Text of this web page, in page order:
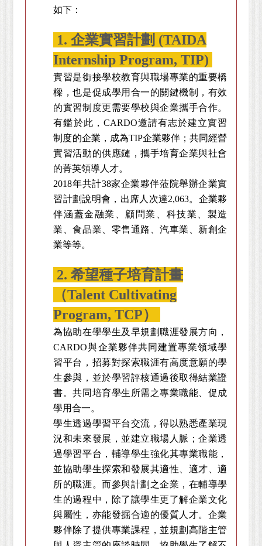
如下：
1. 企業實習計劃 (TAIDA
Internship Program, TIP)
實習是銜接學校教育與職場專業的重要橋
樑，也是促成學用合一的關鍵機制，有效
的實習制度更需要學校與企業攜手合作。
有鑑於此，CARDO邀請有志於建立實習
制度的企業，成為TIP企業夥伴；共同經營
實習活動的供應鏈，攜手培育企業與社會
的菁英領導人才。
2018年共計38家企業夥伴蒞院舉辦企業實
習計劃說明會，出席人次達2,063。企業夥
伴涵蓋金融業、顧問業、科技業、製造
業、食品業、零售通路、汽車業、新創企
業等等。
2. 希望種子培育計畫
（Talent Cultivating
Program, TCP）
為協助在學學生及早規劃職涯發展方向，
CARDO與企業夥伴共同建置專業領域學
習平台，招募對探索職涯有高度意願的學
生參與，並於學習評核通過後取得結業證
書。共同培育學生所需之專業職能、促成
學用合一。
學生透過學習平台交流，得以熟悉產業現
況和未來發展，並建立職場人脈；企業透
過學習平台，輔導學生強化其專業職能，
並協助學生探索和發展其適性、適才、適
所的職涯。而參與計劃之企業，在輔導學
生的過程中，除了讓學生更了解企業文化
與屬性，亦能發掘合適的優質人才。企業
夥伴除了提供專業課程，並規劃高階主管